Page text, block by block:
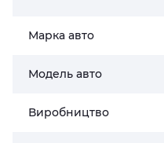
Марка авто
Модель авто
Виробництво